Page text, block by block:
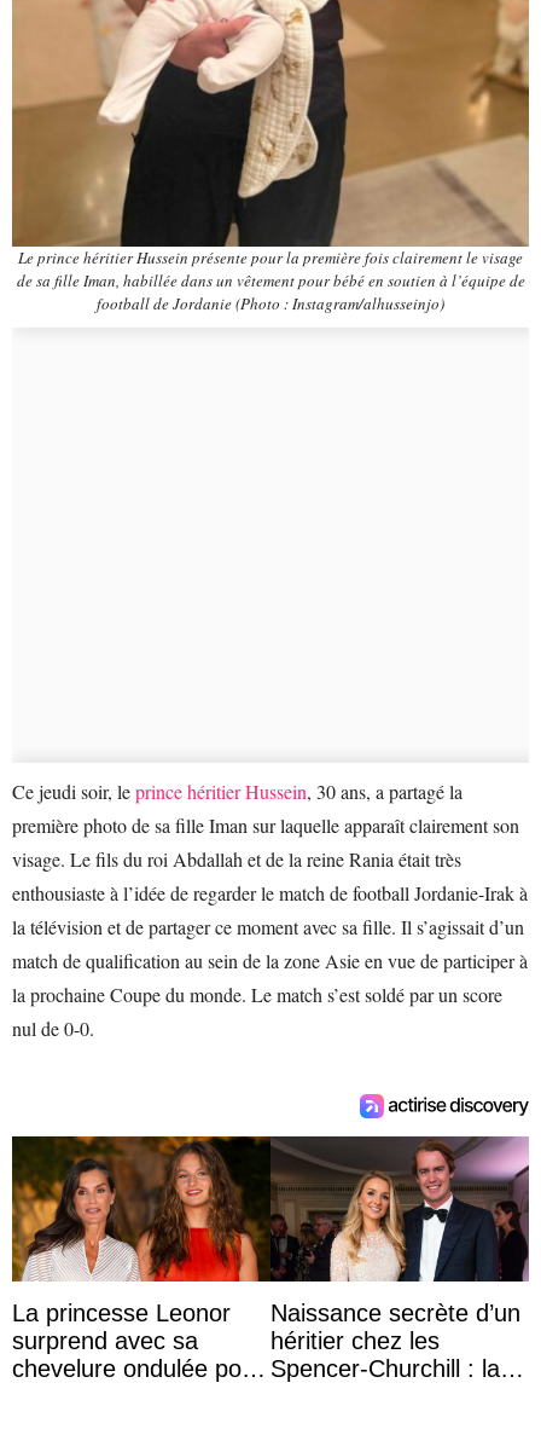
Le prince héritier Hussein présente pour la première fois clairement le visage
de sa fille Iman, habillée dans un vêtement pour bébé en soutien à l’équipe de
football de Jordanie (Photo : Instagram/alhusseinjo)
Ce jeudi soir, leprince héritier Hussein, 30 ans, a partagé la
première photo de sa fille Iman sur laquelle apparaît clairement son
visage. Le fils du roi Abdallah et de la reine Rania était très
enthousiaste à l’idée de regarder le match de football Jordanie-Irak à
la télévision et de partager ce moment avec sa fille. Il s’agissait d’un
match de qualification au sein de la zone Asie en vue de participer à
la prochaine Coupe du monde. Le match s’est soldé par un score
nul de 0-0.
La princesse Leonor
surprend avec sa
chevelure ondulée pour
Naissance secrète d’un
héritier chez les
Spencer-Churchill : la